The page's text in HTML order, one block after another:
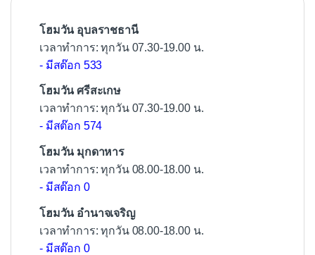
โฮมวัน อุบลราชธานี
เวลาทำการ: ทุกวัน 07.30-19.00 น.
- มีสต๊อก 533
โฮมวัน ศรีสะเกษ
เวลาทำการ: ทุกวัน 07.30-19.00 น.
- มีสต๊อก 574
โฮมวัน มุกดาหาร
เวลาทำการ: ทุกวัน 08.00-18.00 น.
- มีสต๊อก 0
โฮมวัน อำนาจเจริญ
เวลาทำการ: ทุกวัน 08.00-18.00 น.
- มีสต๊อก 0